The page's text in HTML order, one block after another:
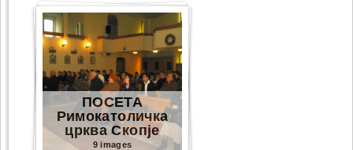
ПОСЕТА
Римокатоличка
црква Скопје
9 images